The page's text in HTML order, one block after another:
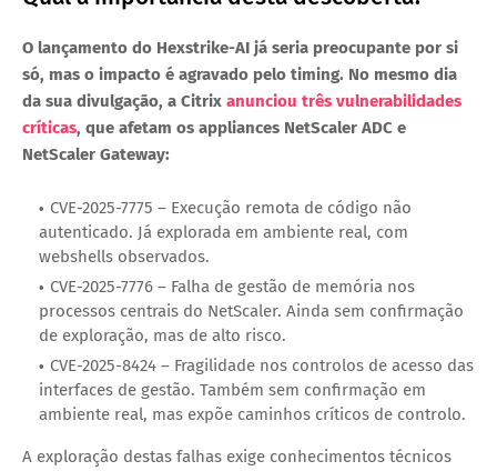
O lançamento do Hexstrike-AI já seria preocupante por si
só, mas o impacto é agravado pelo timing. No mesmo dia
da sua divulgação, a Citrix anunciou três vulnerabilidades
críticas, que afetam os appliances NetScaler ADC e
NetScaler Gateway:
CVE-2025-7775 – Execução remota de código não
autenticado. Já explorada em ambiente real, com
webshells observados.
CVE-2025-7776 – Falha de gestão de memória nos
processos centrais do NetScaler. Ainda sem confirmação
de exploração, mas de alto risco.
CVE-2025-8424 – Fragilidade nos controlos de acesso das
interfaces de gestão. Também sem confirmação em
ambiente real, mas expõe caminhos críticos de controlo.
A exploração destas falhas exige conhecimentos técnicos